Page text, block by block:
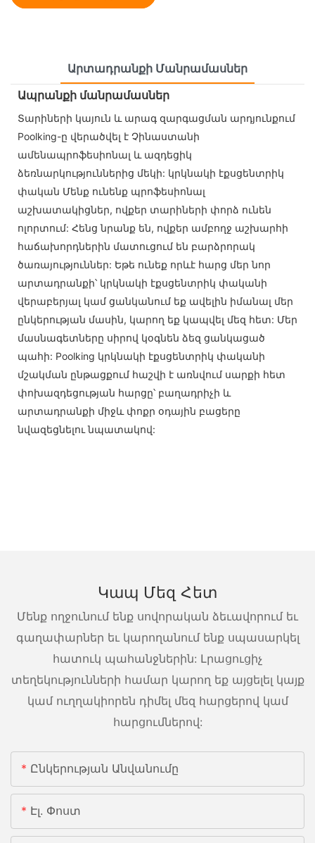
Արտադրանքի Մանրամասներ
Ապրանքի մանրամասներ
Տարիների կայուն և արագ զարգացման արդյունքում
Poolking-ը վերածվել է Չինաստանի
ամենապրոֆեսիոնալ և ազդեցիկ
ձեռնարկություններից մեկի: կրկնակի էքսցենտրիկ
փական Մենք ունենք պրոֆեսիոնալ
աշխատակիցներ, ովքեր տարիների փորձ ունեն
ոլորտում: Հենց նրանք են, ովքեր ամբողջ աշխարհի
հաճախորդներին մատուցում են բարձրորակ
ծառայություններ: Եթե ​​ունեք որևէ հարց մեր նոր
արտադրանքի՝ կրկնակի էքսցենտրիկ փականի
վերաբերյալ կամ ցանկանում եք ավելին իմանալ մեր
ընկերության մասին, կարող եք կապվել մեզ հետ: Մեր
մասնագետները սիրով կօգնեն ձեզ ցանկացած
պահի: Poolking կրկնակի էքսցենտրիկ փականի
մշակման ընթացքում հաշվի է առնվում սարքի հետ
փոխազդեցության հարցը՝ բաղադրիչի և
արտադրանքի միջև փոքր օդային բացերը
նվազեցնելու նպատակով:
Կապ Մեզ Հետ
Մենք ողջունում ենք սովորական ձեւավորում եւ
գաղափարներ եւ կարողանում ենք սպասարկել
հատուկ պահանջներին: Լրացուցիչ
տեղեկությունների համար կարող եք այցելել կայք
կամ ուղղակիորեն դիմել մեզ հարցերով կամ
հարցումներով:
Ընկերության Անվանումը
Էլ. Փոստ